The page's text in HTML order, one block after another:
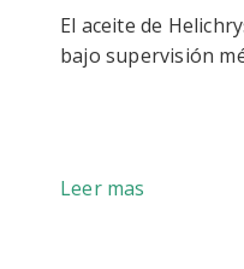
El aceite de
bajo supervisión
Leer mas